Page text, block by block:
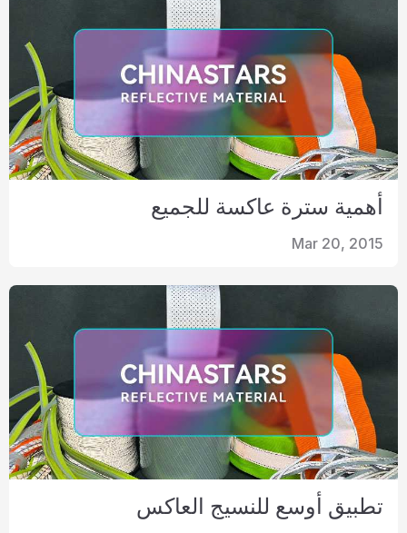
اتصال
أهمية سترة عاكسة للجميع
Mar 20, 2015
تطبيق أوسع للنسيج العاكس